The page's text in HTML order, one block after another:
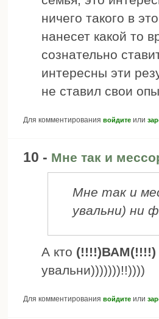
ничего такого в
нанесет какой то
сознательно
интересны эти
не ставил свои
Для комментирования войдите или
10 - Мне так и
Мне так и
увальни) ни
А кто (!!!!)ВАМ(!!!!)
увальни)))))))!!))))
Для комментирования войдите или